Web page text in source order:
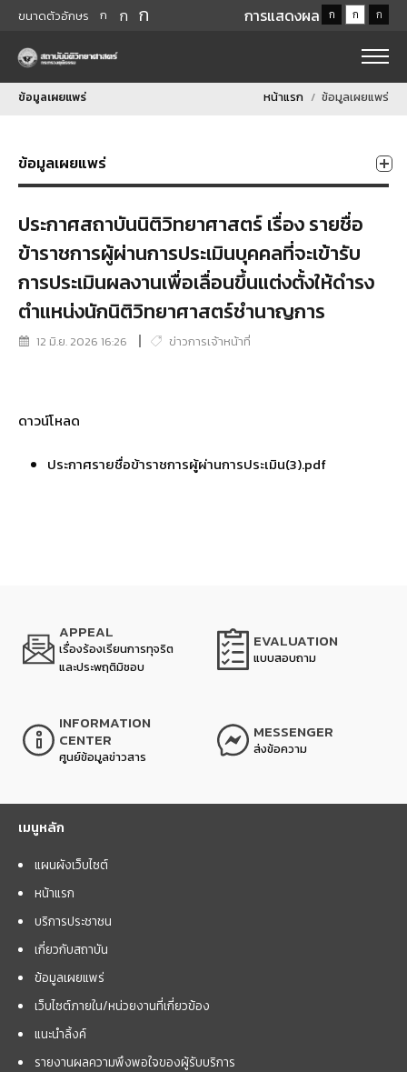
ขนาดตัวอักษร ก ก ก การแสดงผล ก ก ก
ข้อมูลเผยแพร่ หน้าแรก ข้อมูลเผยแพร่
ข้อมูลเผยแพร่
ประกาศสถาบันนิติวิทยาศาสตร์ เรื่อง รายชื่อ
ข้าราชการผู้ผ่านการประเมินบุคคลที่จะเข้ารับ
การประเมินผลงานเพื่อเลื่อนขึ้นแต่งตั้งให้ดำรง
ตำแหน่งนักนิติวิทยาศาสตร์ชำนาญการ
12 มิ.ย. 2026 16:26 ข่าวการเจ้าหน้าที่
ดาวน์โหลด
ประกาศรายชื่อข้าราชการผู้ผ่านการประเมิน(3).pdf
APPEAL
เรื่องร้องเรียนการทุจริต
และประพฤติมิชอบ
EVALUATION
แบบสอบถาม
INFORMATION
CENTER
ศูนย์ข้อมูลข่าวสาร
MESSENGER
ส่งข้อความ
เมนูหลัก
แผนผังเว็บไซต์
หน้าแรก
บริการประชาชน
เกี่ยวกับสถาบัน
ข้อมูลเผยแพร่
เว็บไซต์ภายใน/หน่วยงานที่เกี่ยวข้อง
แนะนำลิ้งค์
รายงานผลความพึงพอใจของผู้รับบริการ